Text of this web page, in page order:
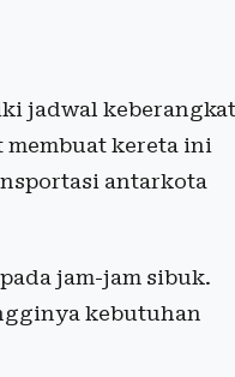
jadwal
kereta ini
antarkota
jam-jam sibuk.
kebutuhan